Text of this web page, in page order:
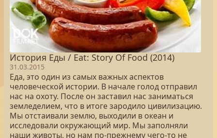
История Еды / Eat: Story Of Food (2014)
31.03.2015
Еда, это один из самых важных аспектов
человеческой истории. В начале голод отправил
нас на охоту. После он заставил нас заниматься
земледелием, что в итоге зародило цивилизацию.
Мы отстаивали землю, выходили в океан и
исследовали окружающий мир. Мы заполняли
наши животы, но нам по-прежнему чего-то не